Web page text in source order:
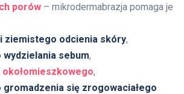
porów – mikrodermabrazja pomaga je
ziemistego odcienia skóry,
sebum,
,
gromadzenia się zrogowaciałego